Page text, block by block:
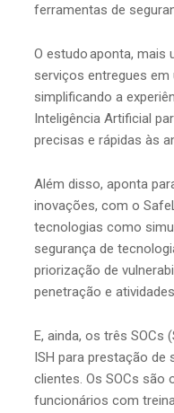
ferramentas de
O estudo aponta, mais
serviços entregues
simplificando a
Inteligência Artificial
precisas e rápidas às
Além disso, aponta
inovações, com o
tecnologias como
segurança de
priorização de
penetração e
E, ainda, os três SOCs
ISH para prestação de
clientes. Os SOCs são
funcionários com